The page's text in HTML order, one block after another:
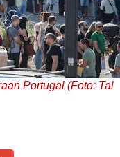
Portugal (Foto: Tal